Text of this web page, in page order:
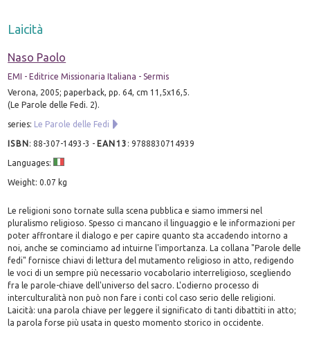
Laicità
Naso Paolo
EMI - Editrice Missionaria Italiana - Sermis
Verona, 2005; paperback, pp. 64, cm 11,5x16,5.
(Le Parole delle Fedi. 2).
series: Le Parole delle Fedi
ISBN:88-307-1493-3 - EAN13 :9788830714939
Languages:
Weight: 0.07 kg
Le religioni sono tornate sulla scena pubblica e siamo immersi nel
pluralismo religioso. Spesso ci mancano il linguaggio e le informazioni per
poter affrontare il dialogo e per capire quanto sta accadendo intorno a
noi, anche se cominciamo ad intuirne l'importanza. La collana "Parole delle
fedi" fornisce chiavi di lettura del mutamento religioso in atto, redigendo
le voci di un sempre più necessario vocabolario interreligioso, scegliendo
fra le parole-chiave dell'universo del sacro. L'odierno processo di
interculturalità non può non fare i conti col caso serio delle religioni.
Laicità: una parola chiave per leggere il significato di tanti dibattiti in atto;
la parola forse più usata in questo momento storico in occidente.